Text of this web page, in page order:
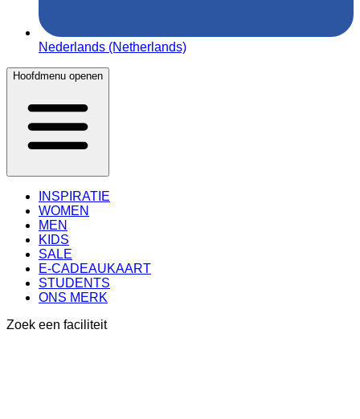
Nederlands (Netherlands)
Hoofdmenu openen
INSPIRATIE
WOMEN
MEN
KIDS
SALE
E-CADEAUKAART
STUDENTS
ONS MERK
Zoek een faciliteit